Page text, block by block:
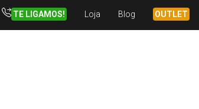
TE LIGAMOS! Loja Blog OUTLET